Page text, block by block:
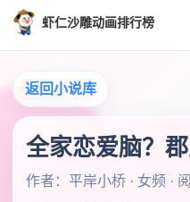
虾仁沙雕动画排行榜
返回小说库
全家恋爱脑？
作者：平岸小桥 · 女频 ·